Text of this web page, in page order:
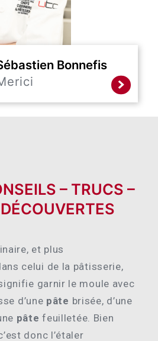
Bonnefis
Merici
– TRUCS –
et plus
celui de la pâtisserie,
garnir le moule avec
d’une pâte brisée, d’une
pâte feuilletée. Bien
donc l’étaler